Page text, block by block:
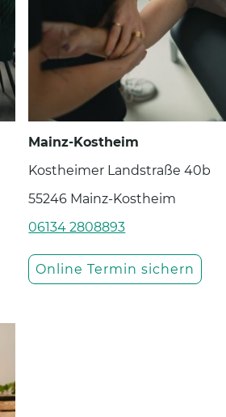
Mainz-Kostheim
Kostheimer Landstraße 40b
55246 Mainz-Kostheim
06134 2808893
Online Termin sichern